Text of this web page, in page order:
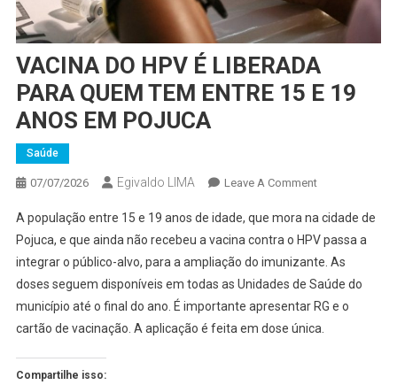
VACINA DO HPV É LIBERADA
PARA QUEM TEM ENTRE 15 E 19
ANOS EM POJUCA
Saúde
07/07/2026 Egivaldo LIMA Leave A CommentOn
DO
HPV
É
LIBERADA
PARA
QUEM
A população entre 15 e 19 anos de idade, que mora na cidade de
Pojuca, e que ainda não recebeu a vacina contra o HPV passa a
integrar o público-alvo, para a ampliação do imunizante. As
doses seguem disponíveis em todas as Unidades de Saúde do
município até o final do ano. É importante apresentar RG e o
cartão de vacinação. A aplicação é feita em dose única.
Compartilhe isso: